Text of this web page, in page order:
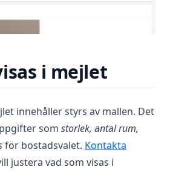
i mejlet
innehåller styrs av mallen. Det
som storlek, antal rum,
för bostadsvalet. Kontakta
justera vad som visas i